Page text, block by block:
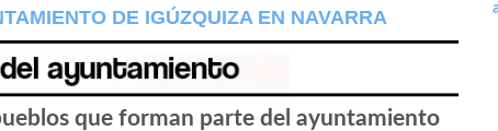
DE IGÚZQUIZA EN NAVARRA
que forman parte del ayuntamiento